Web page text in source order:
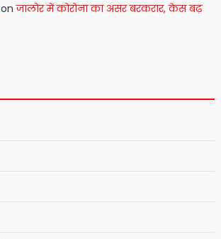
onजालोर में कोरोना का असर बरकरार, केस बढ़